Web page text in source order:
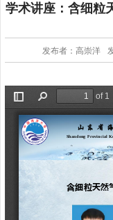
学术讲座：含细粒
发布者：高崇洋